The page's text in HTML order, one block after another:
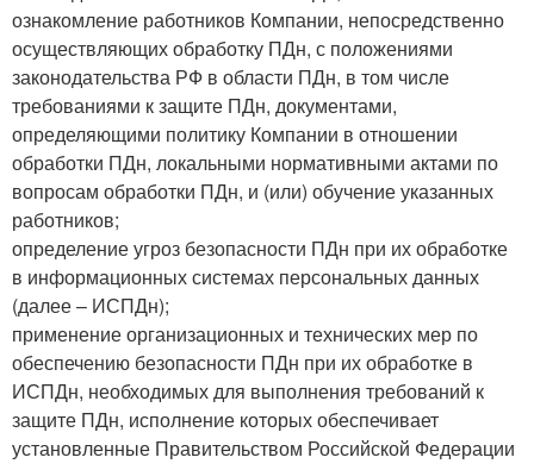
ознакомление работников Компании, непосредственно
осуществляющих обработку ПДн, с положениями
законодательства РФ в области ПДн, в том числе
требованиями к защите ПДн, документами,
определяющими политику Компании в отношении
обработки ПДн, локальными нормативными актами по
вопросам обработки ПДн, и (или) обучение указанных
работников;
определение угроз безопасности ПДн при их обработке
в информационных системах персональных данных
(далее – ИСПДн);
применение организационных и технических мер по
обеспечению безопасности ПДн при их обработке в
ИСПДн, необходимых для выполнения требований к
защите ПДн, исполнение которых обеспечивает
установленные Правительством Российской Федерации